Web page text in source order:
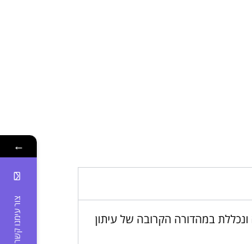
ונכללת במהדורה הקרובה של עיתון
←
צור עימנו קשר